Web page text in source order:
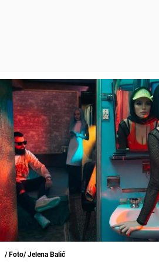
/ Foto/ Jelena Balić